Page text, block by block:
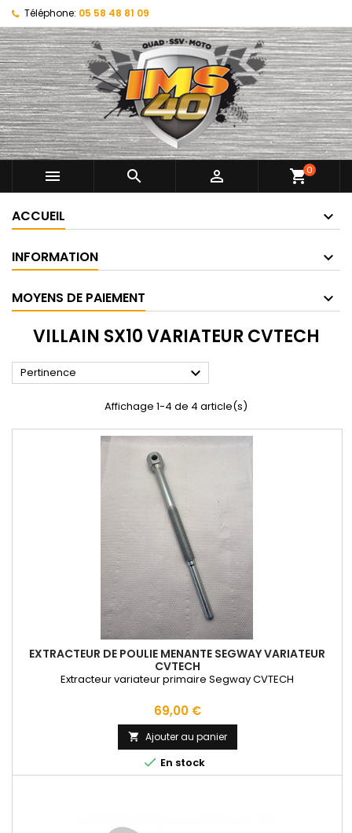
Téléphone: 05 58 48 81 09
   shopping_cart0
ACCUEIL
INFORMATION
MOYENS DE PAIEMENT
VILLAIN SX10 VARIATEUR CVTECH
Pertinence 
Affichage 1-4 de 4 article(s)
EXTRACTEUR DE POULIE MENANTE SEGWAY VARIATEUR
CVTECH
Extracteur variateur primaire Segway CVTECH
Prix
69,00 €
 Ajouter au panier
 En stock